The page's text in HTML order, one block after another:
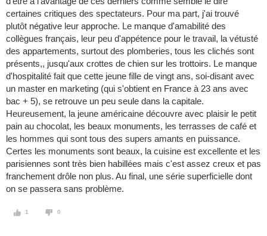
certaines critiques des spectateurs. Pour ma part, j'ai trouvé
plutôt négative leur approche. Le manque d'amabilité des
collègues français, leur peu d'appétence pour le travail, la vétusté
des appartements, surtout des plomberies, tous les clichés sont
présents,, jusqu'aux crottes de chien sur les trottoirs. Le manque
d'hospitalité fait que cette jeune fille de vingt ans, soi-disant avec
un master en marketing (qui s'obtient en France à 23 ans avec
bac + 5), se retrouve un peu seule dans la capitale.
Heureusement, la jeune américaine découvre avec plaisir le petit
pain au chocolat, les beaux monuments, les terrasses de café et
les hommes qui sont tous des supers amants en puissance.
Certes les monuments sont beaux, la cuisine est excellente et les
parisiennes sont très bien habillées mais c'est assez creux et pas
franchement drôle non plus. Au final, une série superficielle dont
on se passera sans problème.
1 0